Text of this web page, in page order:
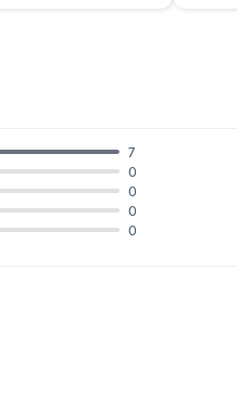
0
0
0
0
7